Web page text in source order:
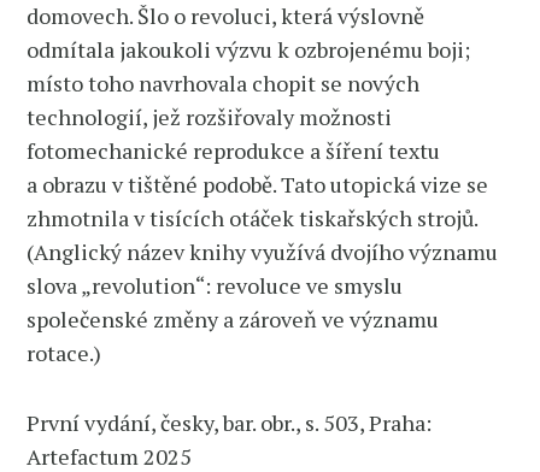
domovech. Šlo o revoluci, která výslovně
odmítala jakoukoli výzvu k ozbrojenému boji;
místo toho navrhovala chopit se nových
technologií, jež rozšiřovaly možnosti
fotomechanické reprodukce a šíření textu
a obrazu v tištěné podobě. Tato utopická vize se
zhmotnila v tisících otáček tiskařských strojů.
(Anglický název knihy využívá dvojího významu
slova „revolution“: revoluce ve smyslu
společenské změny a zároveň ve významu
rotace.)
První vydání, česky, bar. obr., s. 503, Praha:
Artefactum 2025